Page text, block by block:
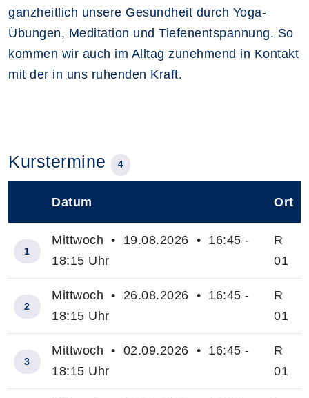
ganzheitlich unsere Gesundheit durch Yoga-
Übungen, Meditation und Tiefenentspannung. So
kommen wir auch im Alltag zunehmend in Kontakt
mit der in uns ruhenden Kraft.
Kurstermine 4
Datum Ort
1
Mittwoch • 19.08.2026 • 16:45 -
18:15 Uhr
R
01
2
Mittwoch • 26.08.2026 • 16:45 -
18:15 Uhr
R
01
3
Mittwoch • 02.09.2026 • 16:45 -
18:15 Uhr
R
01